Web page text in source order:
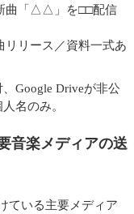
曲「△△」を□□配信
リリース／資料一式あ
Google Driveが非公
名のみ。
音楽メディアの送
ている主要メディア